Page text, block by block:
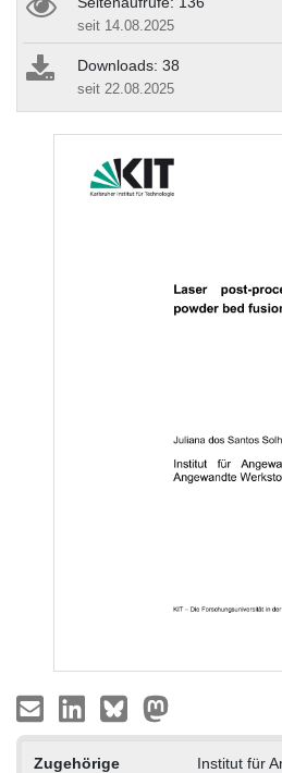
seit 14.08.2025
Downloads: 38
seit 22.08.2025
Zugehörige
Institut für